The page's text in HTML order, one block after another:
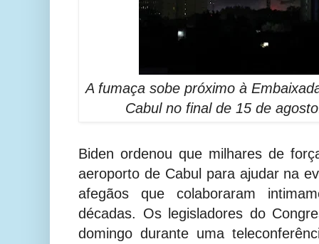
A fumaça sobe próximo à
Cabul no final de 15 de
Biden ordenou que milhares de
aeroporto de Cabul para ajudar na
afegãos que colaboraram
décadas. Os legisladores do
domingo durante uma